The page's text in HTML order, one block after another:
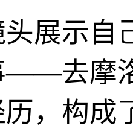
展示自
——去摩
，构成